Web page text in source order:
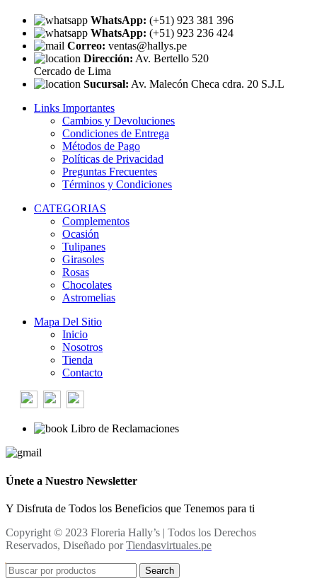
WhatsApp: (+51) 923 381 396
WhatsApp: (+51) 923 236 424
Correo: ventas@hallys.pe
Dirección: Av. Bertello 520
Cercado de Lima
Sucursal: Av. Malecón Checa cdra. 20 S.J.L
Links Importantes
Cambios y Devoluciones
Condiciones de Entrega
Métodos de Pago
Políticas de Privacidad
Preguntas Frecuentes
Términos y Condiciones
CATEGORIAS
Complementos
Ocasión
Tulipanes
Girasoles
Rosas
Chocolates
Astromelias
Mapa Del Sitio
Inicio
Nosotros
Tienda
Contacto
Libro de Reclamaciones
Únete a Nuestro Newsletter
Y Disfruta de Todos los Beneficios que Tenemos para ti
Copyright © 2023 Floreria Hally’s | Todos los Derechos
Reservados, Diseñado porTiendasvirtuales.pe
Search